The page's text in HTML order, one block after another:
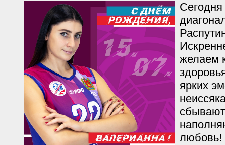
желаем
ярких
любовь!